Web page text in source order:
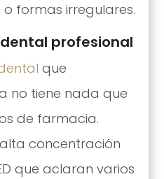
formas irregulares.
profesional
que
no tiene nada que
de farmacia.
concentración
que aclaran varios